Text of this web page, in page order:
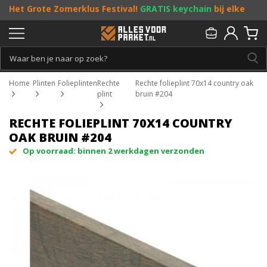
Het Grote Zomerklus Festival! GRATIS keychain bij elke
bestelling vanaf €25, entoffe acties! Doe je mee?
Persoonlijk & gratis advies:013 - 207 00 01
Home Plinten FolieplintenRechte
plint
Rechte folieplint 70x14 country oak
bruin #204
RECHTE FOLIEPLINT 70X14 COUNTRY
OAK BRUIN #204
Op voorraad: binnen 2 werkdagen verzonden